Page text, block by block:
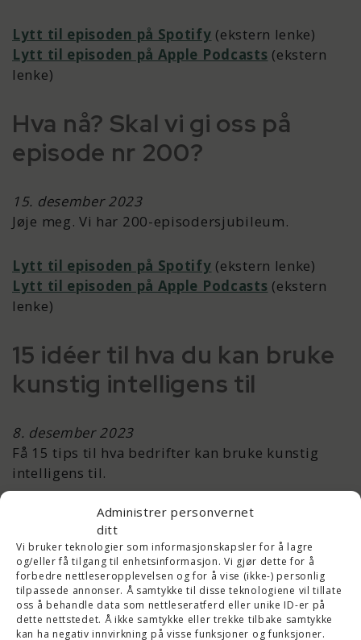
Administrer personvernet
ditt
Vi bruker teknologier som informasjonskapsler for å lagre
og/eller få tilgang til enhetsinformasjon. Vi gjør dette for å
forbedre nettleseropplevelsen og for å vise (ikke-) personlig
tilpassede annonser. Å samtykke til disse teknologiene vil tillate
oss å behandle data som nettleseratferd eller unike ID-er på
dette nettstedet. Å ikke samtykke eller trekke tilbake samtykke
kan ha negativ innvirkning på visse funksjoner og funksjoner.
Lytt til episoden på Spotify (ekstern lenke)
Lytt til episoden på Apple Podcasts (ekstern
lenke)
Hva nå? Skal vi gi oss på
episode nr 200?
15. desember 2023
Jøje meg. Vi har 200-episodersjubileum.
Lytt til episoden på Spotify (ekstern lenke)
Lytt til episoden på Apple Podcasts (ekstern
lenke)
15 idéer til hva du kan bruke
kunstig intelligens til
8. desember 2023
Få 15 tips til hva bedrifter kan bruke kunstig
intelligens til.
Lytt til episoden på Spotify(ekstern lenke)
Lytt til episoden på Apple Podcasts
(ekstern
lenke)
Kunstig intelligens til